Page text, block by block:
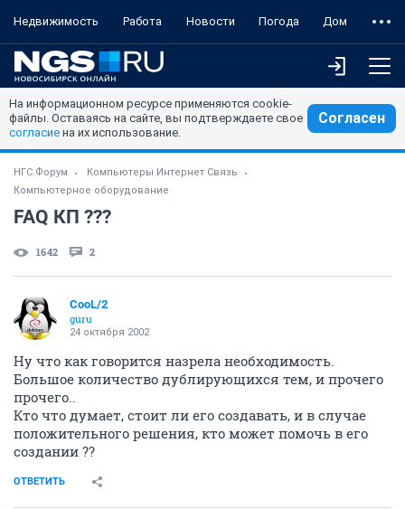
Недвижимость Работа Новости Погода Дом
На информационном ресурсе применяются cookie-
файлы. Оставаясь на сайте, вы подтверждаете свое
согласие на их использование.
Согласен
НГС.Форум
Компьютеры Интернет Связь
Компьютерное оборудование
FAQ КП ???
1642 2
CooL/2
guru
24 октября 2002
Ну что как говорится назрела необходимость.
Большое количество дублирующихся тем, и прочего
прочего..
Кто что думает, стоит ли его создавать, и в случае
положительного решения, кто может помочь в его
создании ??
ОТВЕТИТЬ